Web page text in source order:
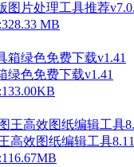
图片处理工具推荐
MB
绿色免费下载v1.41
高效图纸编辑工具